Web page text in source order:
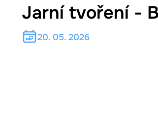
Jarní tvoření -
20. 05. 2026